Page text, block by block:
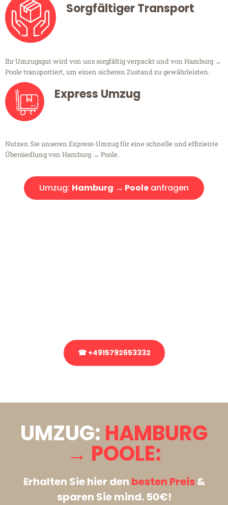
Sorgfältiger Transport
Ihr Umzugsgut wird von uns sorgfältig verpackt und von Hamburg →
Poole transportiert, um einen sicheren Zustand zu gewährleisten.
Express Umzug
Nutzen Sie unseren Express-Umzug für eine schnelle und effiziente
Übersiedlung von Hamburg → Poole.
Umzug: Hamburg → Poole anfragen
☎ +4915792653332
UMZUG: HAMBURG
→ POOLE:
Erhalten Sie hier den besten Preis&
sparen Sie mind. 50€!